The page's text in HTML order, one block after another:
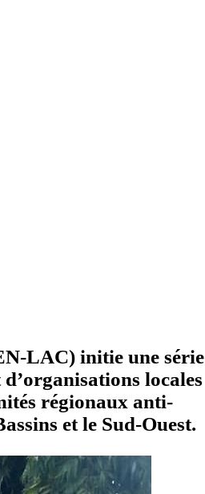
LAC) initie une série
locales
régionaux anti-
et le Sud-Ouest.